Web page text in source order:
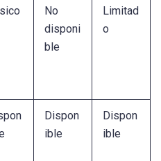
No
disponi
ble
Limitad
o
Dispon
ible
Dispon
ible